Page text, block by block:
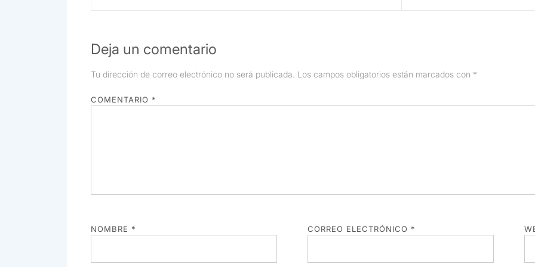
Deja un comentario
Tu dirección de correo electrónico no será publicada. Los campos obligatorios están marcados con *
COMENTARIO *
NOMBRE * CORREO ELECTRÓNICO *